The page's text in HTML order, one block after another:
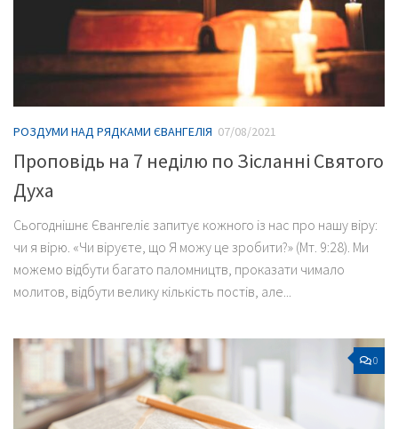
РОЗДУМИ НАД РЯДКАМИ ЄВАНГЕЛІЯ 07/08/2021
Проповідь на 7 неділю по Зісланні Святого
Духа
Сьогоднішнє Євангеліє запитує кожного із нас про нашу віру:
чи я вірю. «Чи віруєте, що Я можу це зробити?» (Мт. 9:28). Ми
можемо відбути багато паломництв, проказати чимало
молитов, відбути велику кількість постів, але...
0